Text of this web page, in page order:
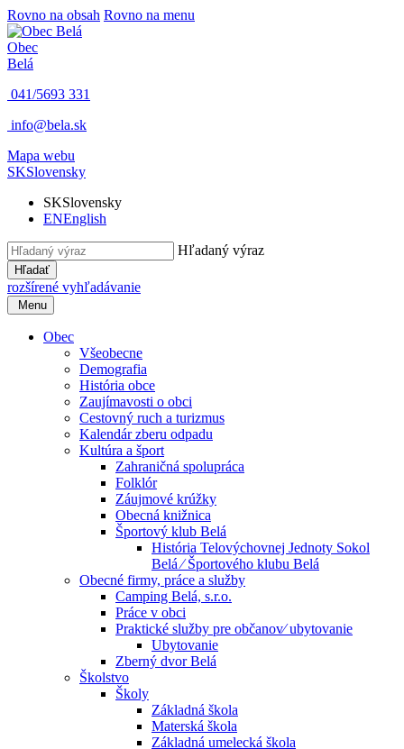
Rovno na obsah Rovno na menu
Obec
Belá
041/5693 331
info@bela.sk
Mapa webu
SKSlovensky
SKSlovensky
ENEnglish
Hľadaný výraz
Hľadať
rozšírené vyhľadávanie
Menu
Obec
Všeobecne
Demografia
História obce
Zaujímavosti o obci
Cestovný ruch a turizmus
Kalendár zberu odpadu
Kultúra a šport
Zahraničná spolupráca
Folklór
Záujmové krúžky
Obecná knižnica
Športový klub Belá
História Telovýchovnej Jednoty Sokol
Belá ⁄ Športového klubu Belá
Obecné firmy, práce a služby
Camping Belá, s.r.o.
Práce v obci
Praktické služby pre občanov⁄ ubytovanie
Ubytovanie
Zberný dvor Belá
Školstvo
Školy
Základná škola
Materská škola
Základná umelecká škola